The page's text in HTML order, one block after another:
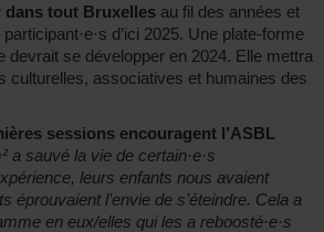
dans tout Bruxelles au fil des années et
d’ici 2025. Une plate-forme
devrait se développer en 2024. Elle mettra
culturelles, associatives et humaines des
sessions encouragent l’ASBL
a sauvé la vie de certain·e·s
leurs enfants nous avaient
éprouvaient l’envie de s’éteindre. Cela a
en eux/elles qui les a reboosté·e·s